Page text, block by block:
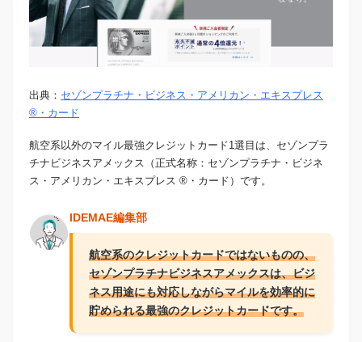
出典： セゾンプラチナ・ビジネス・アメリカン・エキスプレス
®・カード
航空系以外のマイル最強クレジットカード1選目は、セゾンプラ
チナビジネスアメックス（正式名称：セゾンプラチナ・ビジネ
ス・アメリカン・エキスプレス ®・カード）です。
IDEMAE編集部
航空系のクレジットカードではないものの、
セゾンプラチナビジネスアメックスは、ビジ
ネス用途にも対応しながらマイルを効率的に
貯められる最強のクレジットカードです。